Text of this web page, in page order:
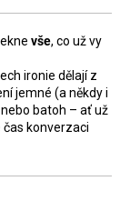
vše, co už vy
ironie dělají z
jemné (a někdy i
batoh – ať už
čas konverzaci